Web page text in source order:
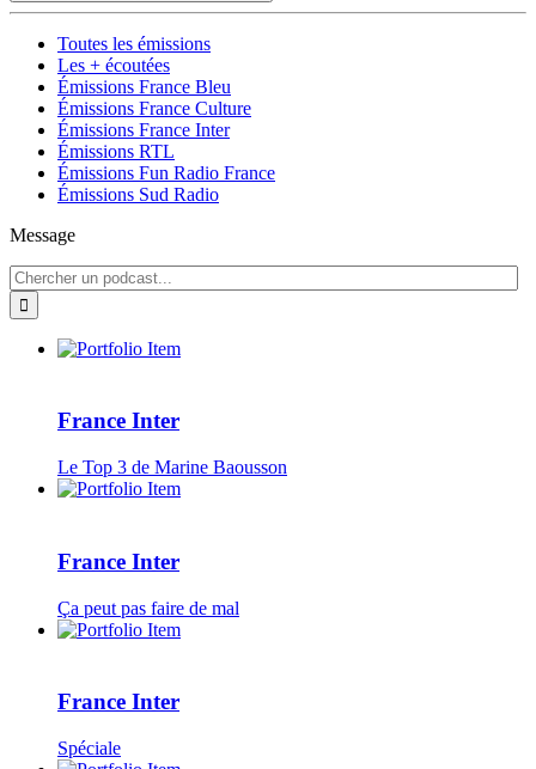
Toutes les émissions
Les + écoutées
Émissions France Bleu
Émissions France Culture
Émissions France Inter
Émissions RTL
Émissions Fun Radio France
Émissions Sud Radio
Message
France Inter
Le Top 3 de Marine Baousson
France Inter
Ça peut pas faire de mal
France Inter
Spéciale